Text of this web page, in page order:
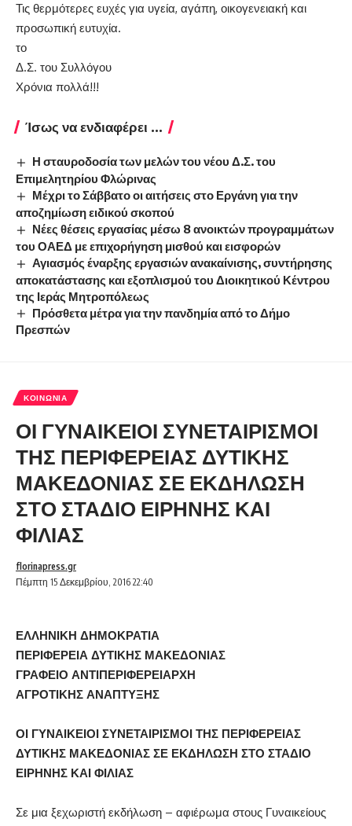
Τις θερμότερες ευχές για υγεία, αγάπη, οικογενειακή και
προσωπική ευτυχία.
το
Δ.Σ. του Συλλόγου
Χρόνια πολλά!!!
Ίσως να ενδιαφέρει ...
Η σταυροδοσία των μελών του νέου Δ.Σ. του
Επιμελητηρίου Φλώρινας
Μέχρι το Σάββατο οι αιτήσεις στο Εργάνη για την
αποζημίωση ειδικού σκοπού
Νέες θέσεις εργασίας μέσω 8 ανοικτών προγραμμάτων
του ΟΑΕΔ με επιχορήγηση μισθού και εισφορών
Αγιασμός έναρξης εργασιών ανακαίνισης, συντήρησης
αποκατάστασης και εξοπλισμού του Διοικητικού Κέντρου
της Ιεράς Μητροπόλεως
Πρόσθετα μέτρα για την πανδημία από το Δήμο
Πρεσπών
ΚΟΙΝΩΝΊΑ
ΟΙ ΓΥΝΑΙΚΕΙΟΙ ΣΥΝΕΤΑΙΡΙΣΜΟΙ
ΤΗΣ ΠΕΡΙΦΕΡΕΙΑΣ ΔΥΤΙΚΗΣ
ΜΑΚΕΔΟΝΙΑΣ ΣΕ ΕΚΔΗΛΩΣΗ
ΣΤΟ ΣΤΑΔΙΟ ΕΙΡΗΝΗΣ ΚΑΙ
ΦΙΛΙΑΣ
Πέμπτη 15 Δεκεμβρίου, 2016 22:40
florinapress.gr
ΕΛΛΗΝΙΚΗ ΔΗΜΟΚΡΑΤΙΑ
ΠΕΡΙΦΕΡΕΙΑ ΔΥΤΙΚΗΣ ΜΑΚΕΔΟΝΙΑΣ
ΓΡΑΦΕΙΟ ΑΝΤΙΠΕΡΙΦΕΡΕΙΑΡΧΗ
ΑΓΡΟΤΙΚΗΣ ΑΝΑΠΤΥΞΗΣ
ΟΙ ΓΥΝΑΙΚΕΙΟΙ ΣΥΝΕΤΑΙΡΙΣΜΟΙ ΤΗΣ ΠΕΡΙΦΕΡΕΙΑΣ
ΔΥΤΙΚΗΣ ΜΑΚΕΔΟΝΙΑΣ ΣΕ ΕΚΔΗΛΩΣΗ ΣΤΟ ΣΤΑΔΙΟ
ΕΙΡΗΝΗΣ ΚΑΙ ΦΙΛΙΑΣ
Σε μια ξεχωριστή εκδήλωση – αφιέρωμα στους Γυναικείους